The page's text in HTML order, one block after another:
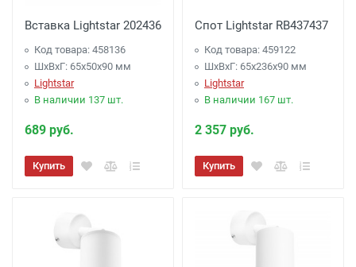
Вставка Lightstar 202436
Код товара: 458136
ШхВхГ: 65x50x90 мм
Lightstar
В наличии 137 шт.
689 руб.
Купить
Спот Lightstar RB437437
Код товара: 459122
ШхВхГ: 65x236x90 мм
Lightstar
В наличии 167 шт.
2 357 руб.
Купить